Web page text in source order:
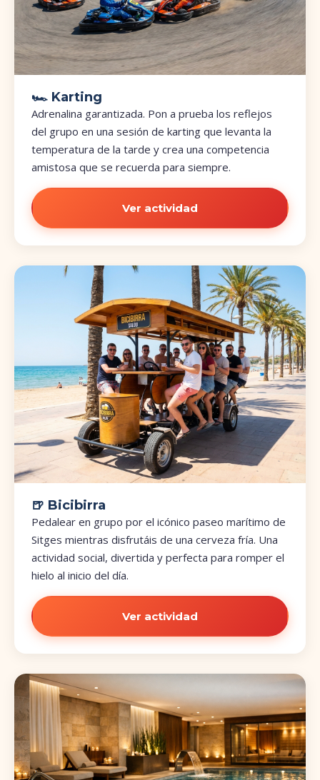
🏎️ Karting
Adrenalina garantizada. Pon a prueba los reflejos
del grupo en una sesión de karting que levanta la
temperatura de la tarde y crea una competencia
amistosa que se recuerda para siempre.
Ver actividad
🍺 Bicibirra
Pedalear en grupo por el icónico paseo marítimo de
Sitges mientras disfrutáis de una cerveza fría. Una
actividad social, divertida y perfecta para romper el
hielo al inicio del día.
Ver actividad